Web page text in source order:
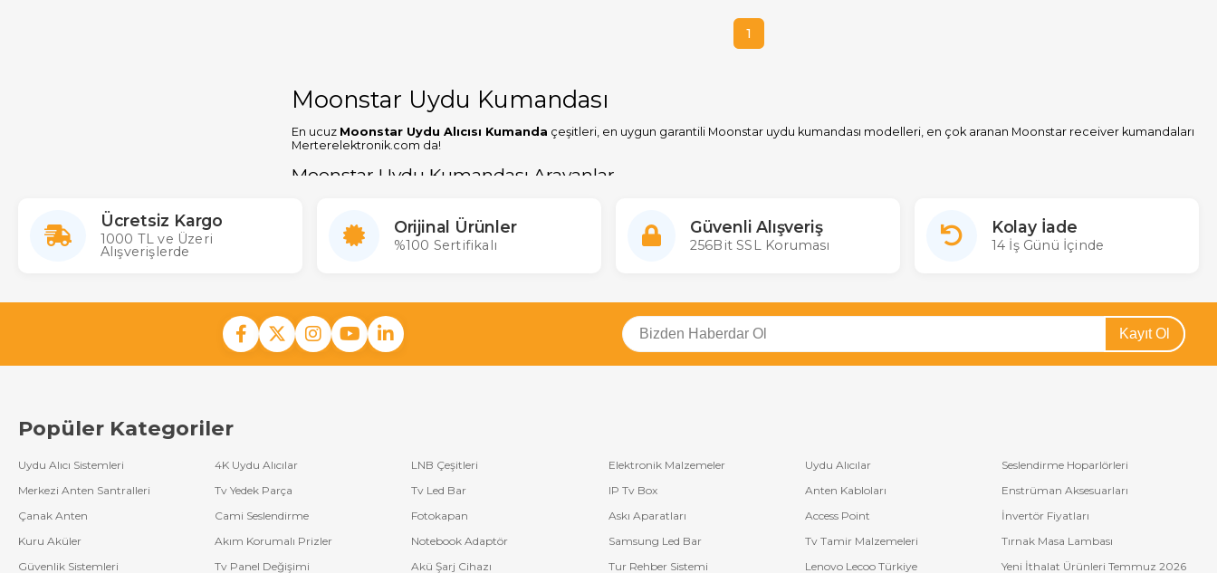
Botech Uydu Alıcı
Kumandaları
Digiturk Uydu
Kumandaları
1
Moonstar Uydu Kumandası
En ucuz Moonstar Uydu Alıcısı Kumanda çeşitleri, en uygun garantili Moonstar uydu kumandası modelleri, en çok aranan Moonstar receiver kumandaları
Merterelektronik.com da!
Moonstar Uydu Kumandası Arayanlar
kumandasını kolaylıkla bulabilir en uygun
Moonstar uydu kumanda fiyatı
garantisiyle kargo ücretsiz satın alabilirsiniz. Sitemizde gerçek stok aynı gün
kargo imkanıyla Toptan ve Perakende tüm uydu kumandalarına ulaşabilirsiniz. Kumandası çok sorulan bazı Moonstar uydu modelleri: DSR-6500, 5400, 15900,
50000-60000
Ücretsiz Kargo
1000 TL ve Üzeri
Alışverişlerde
Orijinal Ürünler
%100 Sertifikalı
Güvenli Alışveriş
256Bit SSL Koruması
Kolay İade
14 İş Günü İçinde
Kayıt Ol
Popüler Kategoriler
Uydu Alıcı Sistemleri 4K Uydu Alıcılar LNB Çeşitleri Elektronik Malzemeler Uydu Alıcılar
Seslendirme Hoparlörleri
Merkezi Anten Santralleri
Tv Yedek Parça Tv Led Bar IP Tv Box Anten Kabloları
Enstrüman Aksesuarları
Çanak Anten
Cami Seslendirme Fotokapan Askı Aparatları Access Point
İnvertör Fiyatları
Kuru Aküler
Akım Korumalı Prizler Notebook Adaptör Samsung Led Bar Tv Tamir Malzemeleri
Tırnak Masa Lambası
Güvenlik Sistemleri
Tv Panel Değişimi Akü Şarj Cihazı Tur Rehber Sistemi Lenovo Lecoo Türkiye Yeni İthalat Ürünleri Temmuz 2026